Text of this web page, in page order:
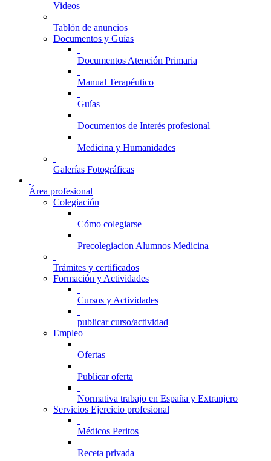
Videos
Tablón de anuncios
Documentos y Guías
Documentos Atención Primaria
Manual Terapéutico
Guías
Documentos de Interés profesional
Medicina y Humanidades
Galerías Fotográficas
Área profesional
Colegiación
Cómo colegiarse
Precolegiacion Alumnos Medicina
Trámites y certificados
Formación y Actividades
Cursos y Actividades
publicar curso/actividad
Empleo
Ofertas
Publicar oferta
Normativa trabajo en España y Extranjero
Servicios Ejercicio profesional
Médicos Peritos
Receta privada